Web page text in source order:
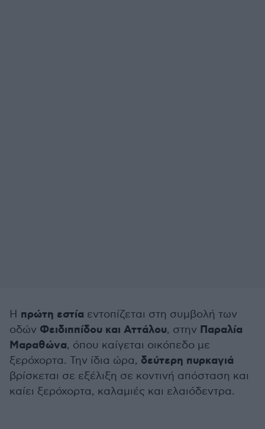
Η πρώτη εστία εντοπίζεται στη συμβολή των
οδών Φειδιππίδου και Αττάλου, στην Παραλία
Μαραθώνα, όπου καίγεται οικόπεδο με
ξερόχορτα. Την ίδια ώρα, δεύτερη πυρκαγιά
βρίσκεται σε εξέλιξη σε κοντινή απόσταση και
καίει ξερόχορτα, καλαμιές και ελαιόδεντρα.